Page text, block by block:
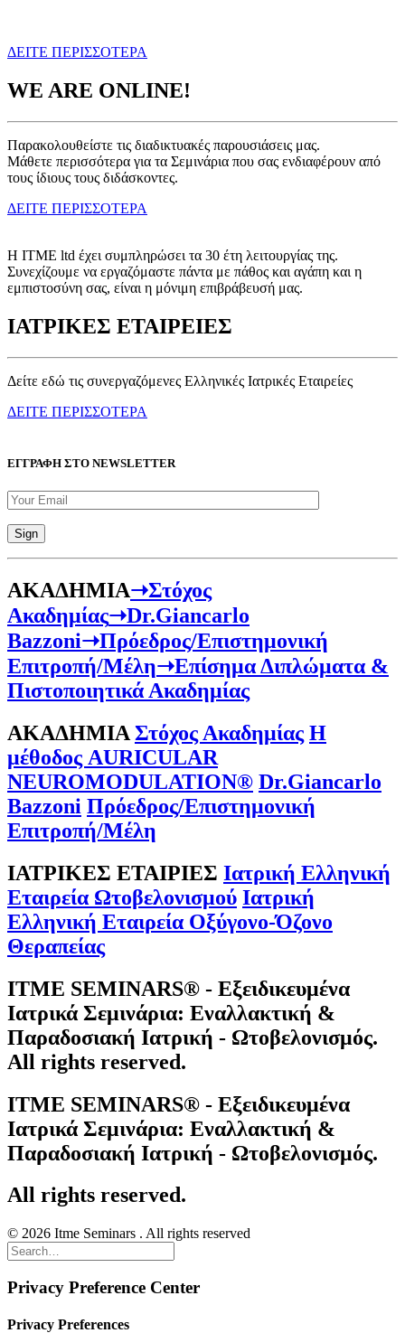
ΔΕΙΤΕ ΠΕΡΙΣΣΟΤΕΡΑ
WE ARE ONLINE!
Παρακολουθείστε τις διαδικτυακές παρουσιάσεις μας.
Μάθετε περισσότερα για τα Σεμινάρια που σας ενδιαφέρουν από
τους ίδιους τους διδάσκοντες.
ΔΕΙΤΕ ΠΕΡΙΣΣΟΤΕΡΑ
Η ITME ltd έχει συμπληρώσει τα 30 έτη λειτουργίας της.
Συνεχίζουμε να εργαζόμαστε πάντα με πάθος και αγάπη και η
εμπιστοσύνη σας, είναι η μόνιμη επιβράβευσή μας.
ΙΑΤΡΙΚΕΣ ΕΤΑΙΡΕΙΕΣ
Δείτε εδώ τις συνεργαζόμενες Ελληνικές Ιατρικές Εταιρείες
ΔΕΙΤΕ ΠΕΡΙΣΣΟΤΕΡΑ
ΕΓΓΡΑΦΗ ΣΤΟ NEWSLETTER
ΑΚΑΔΗΜΙΑ➝Στόχος
Ακαδημίας➝Dr.Giancarlo
Bazzoni➝Πρόεδρος/Επιστημονική
Επιτροπή/Μέλη➝Επίσημα Διπλώματα &
Πιστοποιητικά Ακαδημίας
ΑΚΑΔΗΜΙΑ Στόχος Ακαδημίας Η
μέθοδος AURICULAR
NEUROMODULATION® Dr.Giancarlo
Bazzoni Πρόεδρος/Επιστημονική
Επιτροπή/Μέλη
ΙΑΤΡΙΚΕΣ ΕΤΑΙΡΙΕΣ Ιατρική Ελληνική
Εταιρεία Ωτοβελονισμού Ιατρική
Ελληνική Εταιρεία Οξύγονο-Όζονο
Θεραπείας
ITME SEMINARS® - Εξειδικευμένα
Ιατρικά Σεμινάρια: Εναλλακτική &
Παραδοσιακή Ιατρική - Ωτοβελονισμός.
All rights reserved.
ITME SEMINARS® - Εξειδικευμένα
Ιατρικά Σεμινάρια: Εναλλακτική &
Παραδοσιακή Ιατρική - Ωτοβελονισμός.
All rights reserved.
© 2026 Itme Seminars . All rights reserved
Privacy Preference Center
Privacy Preferences